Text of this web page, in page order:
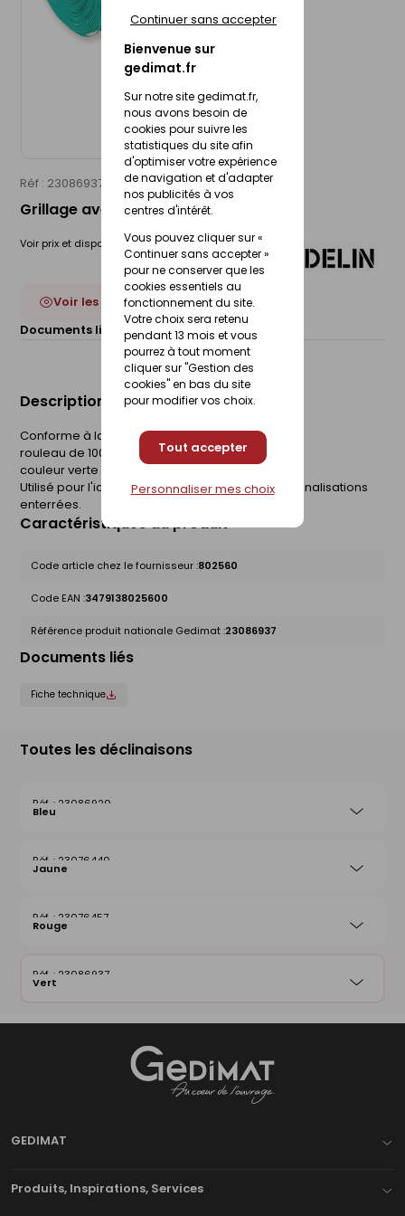
Bienvenue sur
gedimat.fr
Sur notre site gedimat.fr,
nous avons besoin de
cookies pour suivre les
statistiques du site afin
d'optimiser votre expérience
de navigation et d'adapter
nos publicités à vos
centres d'intérêt.
Vous pouvez cliquer sur «
Continuer sans accepter »
pour ne conserver que les
cookies essentiels au
fonctionnement du site.
Votre choix sera retenu
pendant 13 mois et vous
pourrez à tout moment
cliquer sur "Gestion des
cookies" en bas du site
pour modifier vos choix.
Tout accepter
Continuer sans accepter
Personnaliser mes choix
Réf : 23086937 MONDELIN
Grillage avertisseur vert - 100m
Voir prix et disponibilité en magasin
Voir les 4 déclinaisons
Documents liés :
Fiche technique
Description du produit
Conforme à la norme NF
rouleau de 100m, largeur 30cm
couleur verte : réseau de télécommunication.
Utilisé pour l'identification et la protection des canalisations
enterrées.
Caractéristiques du produit
Code article chez le fournisseur :802560
Code EAN :3479138025600
Référence produit nationale Gedimat :23086937
Documents liés
Fiche technique
Toutes les déclinaisons
23086920
Bleu
23076440
Jaune
23076457
Rouge
23086937
Vert
GEDIMAT
Produits, Inspirations, Services